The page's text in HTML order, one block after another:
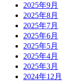
2025年9月
2025年8月
2025年7月
2025年6月
2025年5月
2025年4月
2025年3月
2024年12月